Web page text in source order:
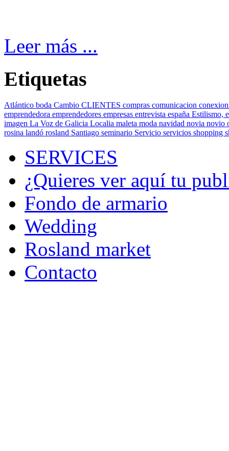
Leer más ...
Etiquetas
Atlántico boda Cambio CLIENTES compras comunicacion
emprendedora emprendedores empresas entrevista españa Estilismo,
imagen La Voz de Galicia Localia maleta moda navidad novia novio
rosina landó rosland Santiago seminario Servicio servicios shopping
SERVICES
¿Quieres ver aquí tu
Fondo de armario
Wedding
Rosland market
Contacto